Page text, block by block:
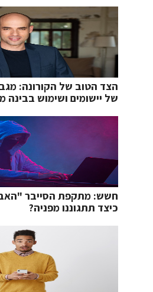
הצד הטוב של הקורונה:
של יישומים ושימוש בבינה
חשש: מתקפת הסייבר
כיצד תתגוננו מפניה?